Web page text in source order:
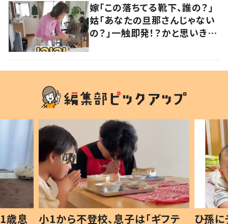
嫁「この落ちてる靴下、誰の？」
姑「あなたの旦那さんじゃない
の？」一触即発！？かと思いき
歳息 小1から不登校、息子は「ギフテ ひ孫